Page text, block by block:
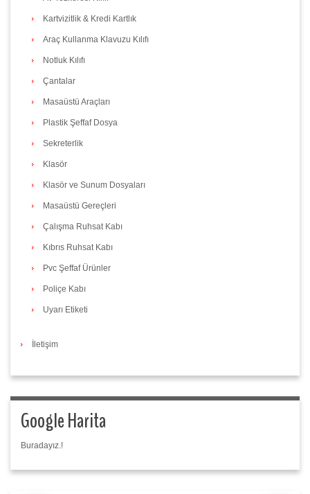
Kartvizitlik & Kredi Kartlık
Araç Kullanma Klavuzu Kılıfı
Notluk Kılıfı
Çantalar
Masaüstü Araçları
Plastik Şeffaf Dosya
Sekreterlik
Klasör
Klasör ve Sunum Dosyaları
Masaüstü Gereçleri
Çalışma Ruhsat Kabı
Kıbrıs Ruhsat Kabı
Pvc Şeffaf Ürünler
Poliçe Kabı
Uyarı Etiketi
İletişim
Google Harita
Buradayız.!